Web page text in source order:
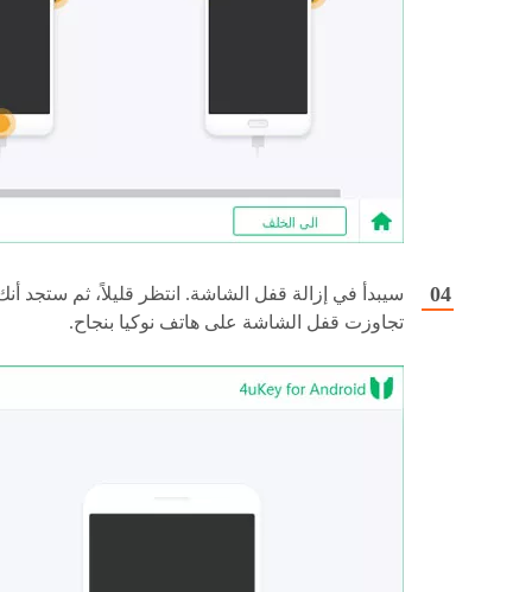
سيبدأ في إزالة قفل الشاشة. انتظر قليلاً، ثم ستجد
تجاوزت قفل الشاشة على هاتف نوكيا بنجاح.